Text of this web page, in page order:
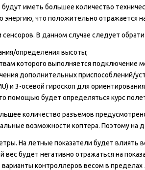
иметь большее количество
энергию, что положительно отражается
сенсоров. В данном случае следует
определения высоты;
которого выполняется подключение
дополнительных приспособлений/
и 3-осевой гироскоп для
помощью будет определяться курс
количество разъемов
возможности коптера. Поэтому на
На летные показатели будет влиять
вес будет негативно отражаться на
контроллеров весом в